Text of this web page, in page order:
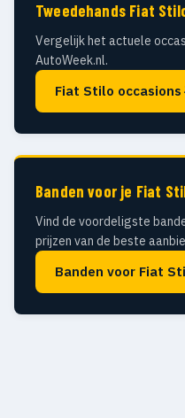
Tweedehands Fiat
Vergelijk het actuele
AutoWeek.nl.
Fiat Stilo occasions
Banden voor je Fiat
Vind de voordeligste
prijzen van de beste
Banden voor Fiat